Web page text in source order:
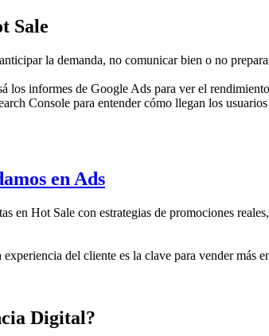
Sale
la demanda, no comunicar bien o no
los informes de Google Ads para ver el
Console para entender cómo llegan los
en Ads
en Hot Sale con estrategias de promociones
del cliente es la clave para vender más
Digital?